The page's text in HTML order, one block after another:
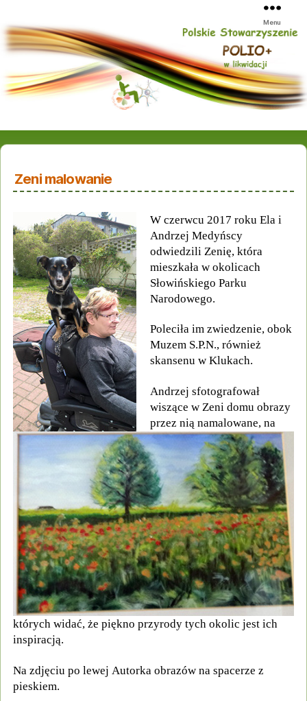
Menu
Zeni malowanie
W czerwcu 2017 roku Ela i
Andrzej Medyńscy
odwiedzili Zenię, która
mieszkała w okolicach
Słowińskiego Parku
Narodowego.
Poleciła im zwiedzenie, obok
Muzem S.P.N., również
skansenu w Klukach.
Andrzej sfotografował
wiszące w Zeni domu obrazy
przez nią namalowane, na
których widać, że piękno przyrody tych okolic jest ich
inspiracją.
Na zdjęciu po lewej Autorka obrazów na spacerze z
pieskiem.